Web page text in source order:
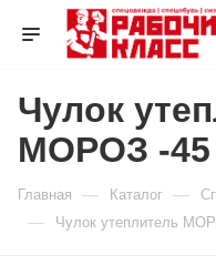
Чулок
МОРОЗ -45
Главная — Каталог —
— Чулок утеплитель